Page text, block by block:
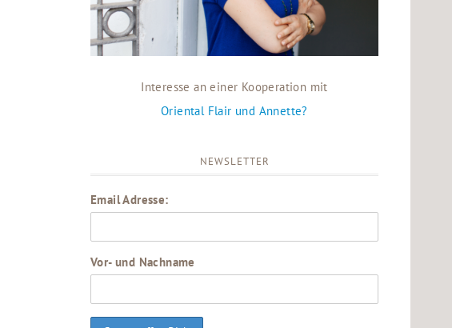
Interesse an einer Kooperation mit
Oriental Flair und Annette?
NEWSLETTER
Email Adresse:
Vor- und Nachname